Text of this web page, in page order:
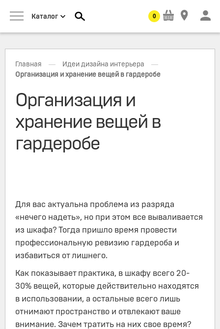
Каталог 0
Главная — Идеи дизайна интерьера —
Организация и хранение вещей в гардеробе
Организация и
хранение вещей в
гардеробе
Для вас актуальна проблема из разряда
«нечего надеть», но при этом все вываливается
из шкафа? Тогда пришло время провести
профессиональную ревизию гардероба и
избавиться от лишнего.
Как показывает практика, в шкафу всего 20-
30% вещей, которые действительно находятся
в использовании, а остальные всего лишь
отнимают пространство и отвлекают ваше
внимание. Зачем тратить на них свое время?